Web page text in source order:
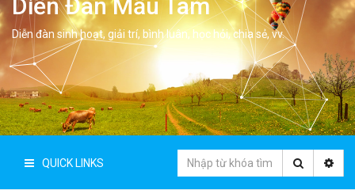
Diễn Đàn Mẫu Tâm
Diễn đàn sinh hoạt, giải trí, bình luân, học hỏi, chia sẻ, vv.
QUICK LINKS